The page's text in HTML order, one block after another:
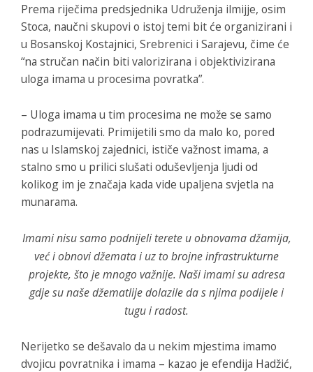
Prema riječima predsjednika Udruženja ilmijje, osim
Stoca, naučni skupovi o istoj temi bit će organizirani i
u Bosanskoj Kostajnici, Srebrenici i Sarajevu, čime će
“na stručan način biti valorizirana i objektivizirana
uloga imama u procesima povratka”.
– Uloga imama u tim procesima ne može se samo
podrazumijevati. Primijetili smo da malo ko, pored
nas u Islamskoj zajednici, ističe važnost imama, a
stalno smo u prilici slušati oduševljenja ljudi od
kolikog im je značaja kada vide upaljena svjetla na
munarama.
Imami nisu samo podnijeli terete u obnovama džamija,
već i obnovi džemata i uz to brojne infrastrukturne
projekte, što je mnogo važnije. Naši imami su adresa
gdje su naše džematlije dolazile da s njima podijele i
tugu i radost.
Nerijetko se dešavalo da u nekim mjestima imamo
dvojicu povratnika i imama – kazao je efendija Hadžić,